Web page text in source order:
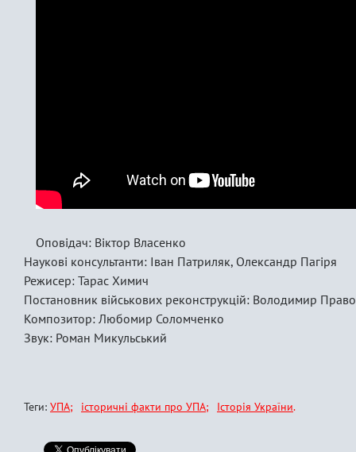
Оповідач: Віктор Власенко
Наукові консультанти: Іван Патриляк, Олександр Пагіря
Режисер: Тарас Химич
Постановник військових реконструкцій: Володимир
Композитор: Любомир Соломченко
Звук: Роман Микульський
Теги: УПА історичні факти про УПА Історія України